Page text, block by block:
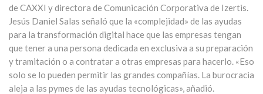
de CAXXI y directora de Comunicación Corporativa de Izertis.
Jesús Daniel Salas señaló que la «complejidad» de las ayudas
para la transformación digital hace que las empresas tengan
que tener a una persona dedicada en exclusiva a su preparación
y tramitación o a contratar a otras empresas para hacerlo. «Eso
solo se lo pueden permitir las grandes compañías. La burocracia
aleja a las pymes de las ayudas tecnológicas», añadió.